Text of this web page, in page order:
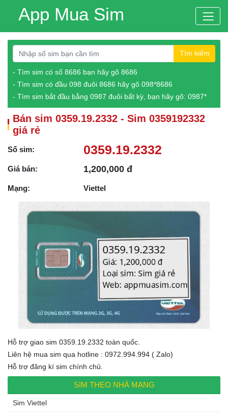
App Mua Sim
Tìm kiếm
- Tìm sim có số 8686 bạn hãy gõ 8686
- Tìm sim có đầu 098 đuôi 8686 hãy gõ 098*8686
- Tìm sim bắt đầu bằng 0987 đuôi bất kỳ, bạn hãy gõ: 0987*
Bán sim 0359.19.2332 - Sim 0359192332
giá rẻ
Số sim: 0359.19.2332
Giá bán: 1,200,000 đ
Mạng: Viettel
Hỗ trợ giao sim 0359.19.2332 toàn quốc.
Liên hệ mua sim qua hotline : 0972.994.994 ( Zalo)
Hỗ trợ đăng kí sim chính chủ.
SIM THEO NHÀ MẠNG
Sim Viettel